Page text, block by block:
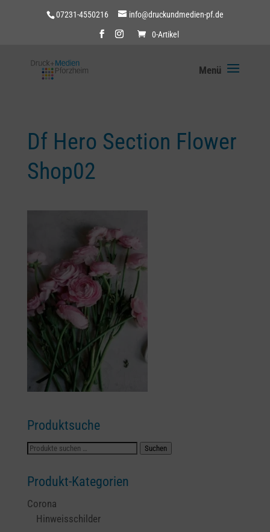
07231-4550216 info@druckundmedien-pf.de
0-Artikel
Df Hero Section Flower
Shop02
Produktsuche
Suchen
Suchen
Produkt-Kategorien
Corona
Hinweisschilder